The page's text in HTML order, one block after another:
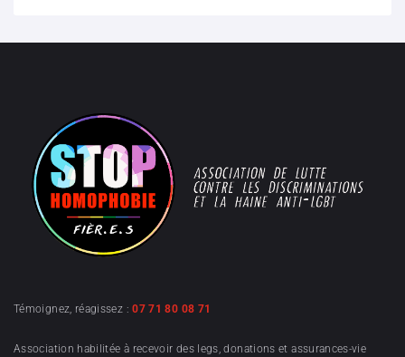
Témoignez, réagissez :07 71 80 08 71
Association habilitée à recevoir des legs, donations et assurances-vie